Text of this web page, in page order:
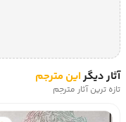
آثار دیگراین مترجم
تازه ترین آثار مترجم